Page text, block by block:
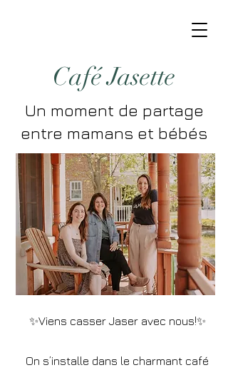
Café Jasette
Un moment de partage
entre mamans et bébés
✨Viens casser Jaser avec nous!✨
On s’installe dans le charmant café